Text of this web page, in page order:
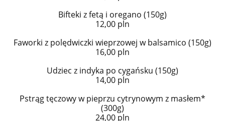
Bifteki z fetą i oregano (150g)
12,00 pln
Faworki z polędwiczki wieprzowej w balsamico (150g)
16,00 pln
Udziec z indyka po cygańsku (150g)
14,00 pln
Pstrąg tęczowy w pieprzu cytrynowym z masłem*
(300g)
24,00 pln